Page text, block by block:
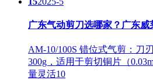
广东气动剪刀选哪家？广东
AM-10/100S 错位式气剪：刀
300g，适用于剪切铜片（
量灵活10